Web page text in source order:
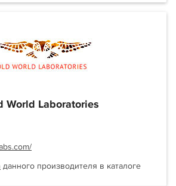
World Laboratories
данного производителя в каталоге